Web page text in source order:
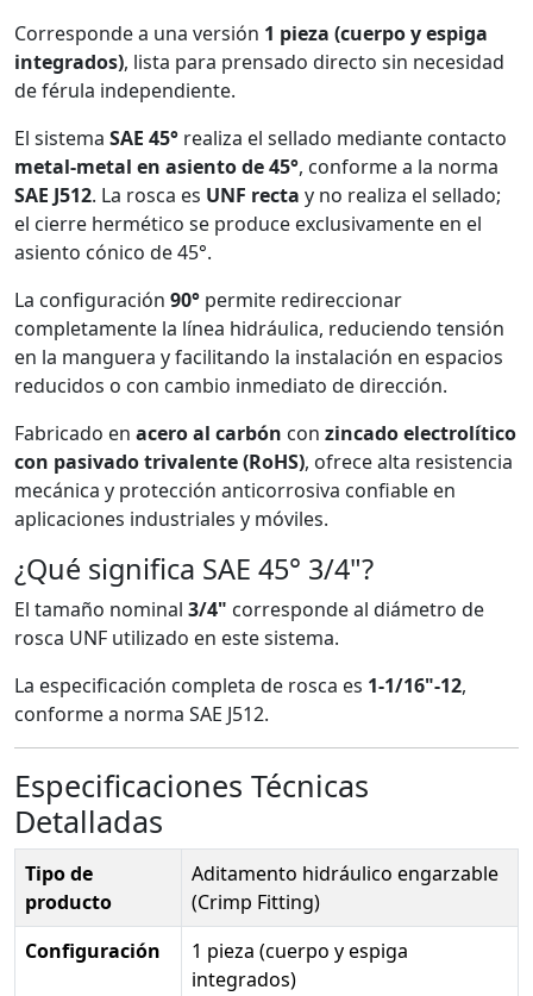
Corresponde a una versión 1 pieza (cuerpo y espiga
integrados), lista para prensado directo sin necesidad
de férula independiente.
El sistema SAE 45° realiza el sellado mediante contacto
metal-metal en asiento de 45°, conforme a la norma
SAE J512. La rosca es UNF recta y no realiza el sellado;
el cierre hermético se produce exclusivamente en el
asiento cónico de 45°.
La configuración 90° permite redireccionar
completamente la línea hidráulica, reduciendo tensión
en la manguera y facilitando la instalación en espacios
reducidos o con cambio inmediato de dirección.
Fabricado en acero al carbón con zincado electrolítico
con pasivado trivalente (RoHS), ofrece alta resistencia
mecánica y protección anticorrosiva confiable en
aplicaciones industriales y móviles.
¿Qué significa SAE 45° 3/4"?
El tamaño nominal 3/4" corresponde al diámetro de
rosca UNF utilizado en este sistema.
La especificación completa de rosca es 1-1/16"-12,
conforme a norma SAE J512.
Especificaciones Técnicas
Detalladas
Tipo de
producto
Aditamento hidráulico engarzable
(Crimp Fitting)
Configuración
1 pieza (cuerpo y espiga
integrados)